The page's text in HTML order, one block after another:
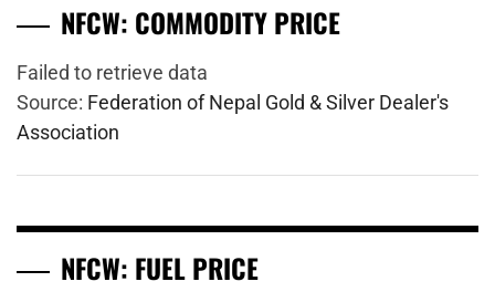
NFCW: COMMODITY PRICE
Failed to retrieve data
Source: Federation of Nepal Gold & Silver Dealer's
Association
NFCW: FUEL PRICE